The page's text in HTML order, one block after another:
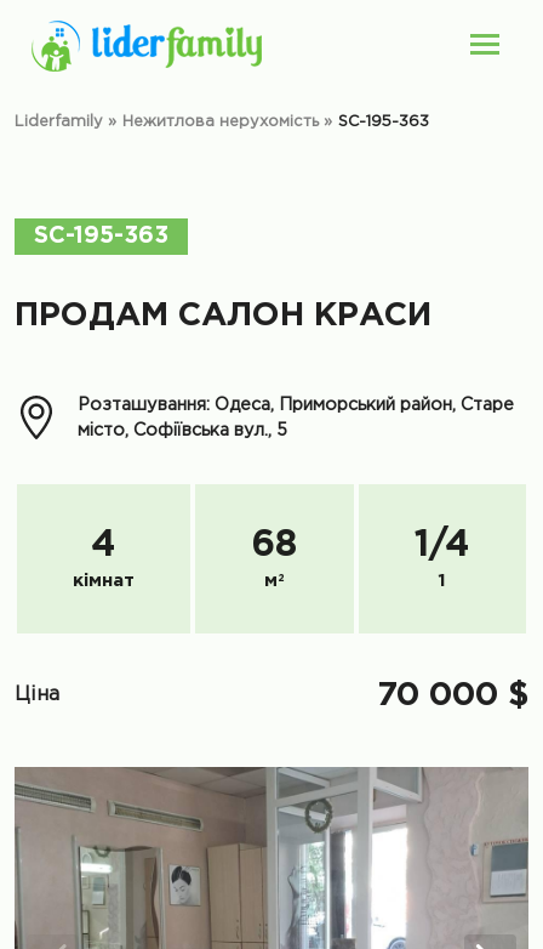
Liderfamily » Нежитлова нерухомість » SC-195-363
SC-195-363
ПРОДАМ САЛОН КРАСИ
Розташування: Одеса, Приморський район, Старе
місто, Софіївська вул., 5
4
кімнат
68
м 2
1 /4
1
Ціна 70 000 $